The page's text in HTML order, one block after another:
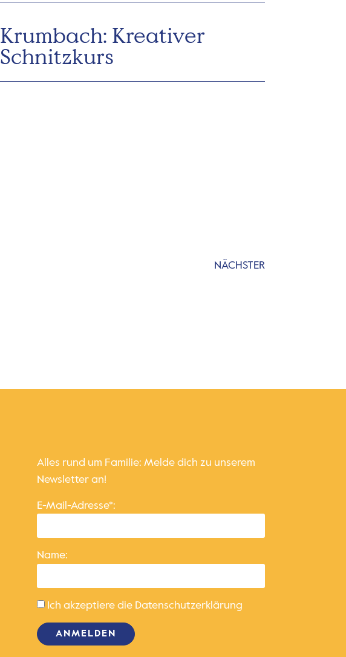
Krumbach: Kreativer
Schnitzkurs
NÄCHSTER
Alles rund um Familie: Melde dich zu unserem
Newsletter an!
E-Mail-Adresse*:
Name:
Ich akzeptiere die Datenschutzerklärung